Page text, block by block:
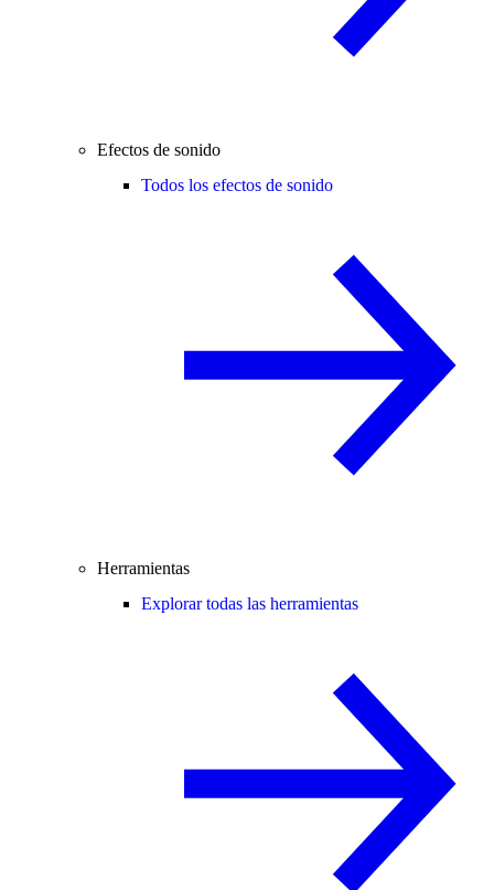
Efectos de sonido
Todos los efectos de sonido
Herramientas
Explorar todas las herramientas